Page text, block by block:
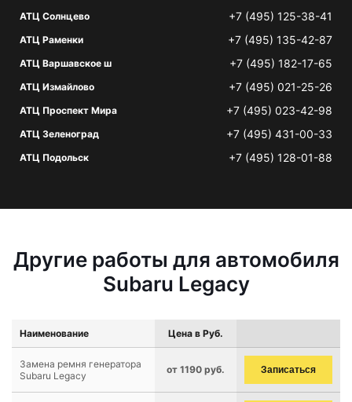
АТЦ Солнцево +7 (495) 125-38-41
АТЦ Раменки +7 (495) 135-42-87
АТЦ Варшавское ш +7 (495) 182-17-65
АТЦ Измайлово +7 (495) 021-25-26
АТЦ Проспект Мира +7 (495) 023-42-98
АТЦ Зеленоград +7 (495) 431-00-33
АТЦ Подольск +7 (495) 128-01-88
Другие работы для автомобиля
Subaru Legacy
Наименование Цена в Руб.
Замена ремня генератора
Subaru Legacy
от 1190 руб. Записаться